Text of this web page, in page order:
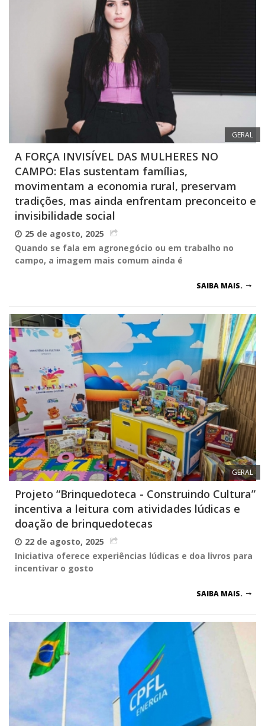
GERAL
A FORÇA INVISÍVEL DAS MULHERES NO
CAMPO: Elas sustentam famílias,
movimentam a economia rural, preservam
tradições, mas ainda enfrentam preconceito e
invisibilidade social
25 de agosto, 2025
Quando se fala em agronegócio ou em trabalho no
campo, a imagem mais comum ainda é
SAIBA MAIS.
GERAL
Projeto “Brinquedoteca - Construindo Cultura”
incentiva a leitura com atividades lúdicas e
doação de brinquedotecas
22 de agosto, 2025
Iniciativa oferece experiências lúdicas e doa livros para
incentivar o gosto
SAIBA MAIS.